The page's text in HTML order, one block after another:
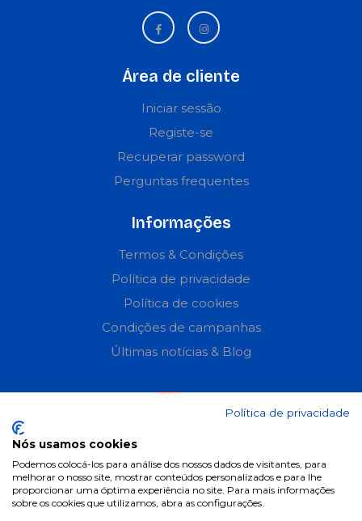
Área de cliente
Iniciar sessão
Registe-se
Recuperar password
Perguntas frequentes
Informações
Termos & Condições
Política de privacidade
Política de cookies
Condições de campanhas
Últimas notícias & Blog
Política de privacidade
Nós usamos cookies
Podemos colocá-los para análise dos nossos dados de visitantes, para
melhorar o nosso site, mostrar conteúdos personalizados e para lhe
proporcionar uma óptima experiência no site. Para mais informações
sobre os cookies que utilizamos, abra as configurações.